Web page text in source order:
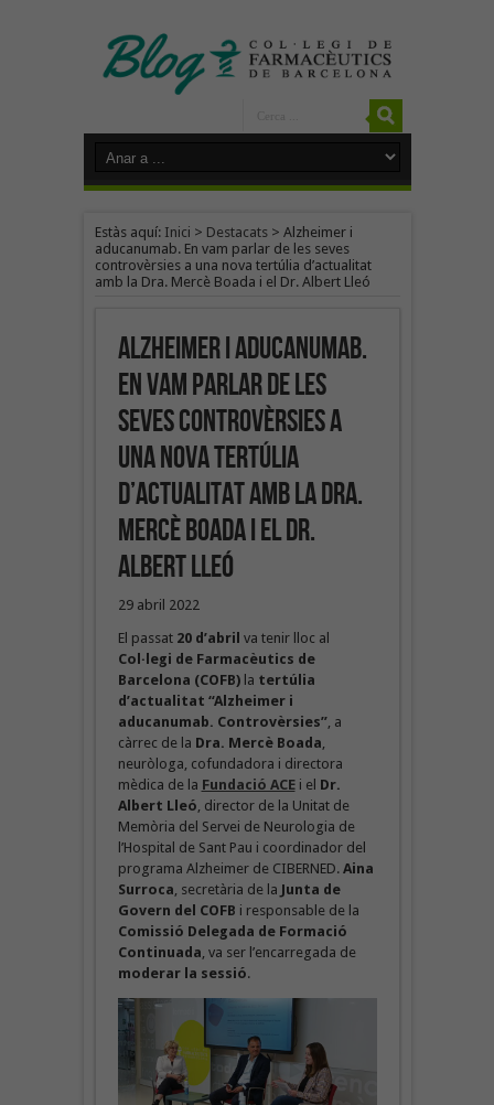
Estàs aquí: Inici > Destacats> Alzheimer i
aducanumab. En vam parlar de les seves
controvèrsies a una nova tertúlia d’actualitat
amb la Dra. Mercè Boada i el Dr. Albert Lleó
Alzheimer i aducanumab.
En vam parlar de les
seves controvèrsies a
una nova tertúlia
d’actualitat amb la Dra.
Mercè Boada i el Dr.
Albert Lleó
29 abril 2022
El passat 20 d’abril va tenir lloc al
Col·legi de Farmacèutics de
Barcelona (COFB)la tertúlia
d’actualitat “Alzheimer i
aducanumab. Controvèrsies”, a
càrrec de la Dra. Mercè Boada
neuròloga, cofundadora i directora
mèdica de la Fundació ACEi el Dr.
Albert Lleó , director de la Unitat de
Memòria del Servei de Neurologia de
l’Hospital de Sant Pau i coordinador del
programa Alzheimer de CIBERNED. Aina
Surroca , secretària de la Junta de
Govern del COFB i responsable de la
Comissió Delegada de Formació
Continuada , va ser l’encarregada de
moderar la sessió.